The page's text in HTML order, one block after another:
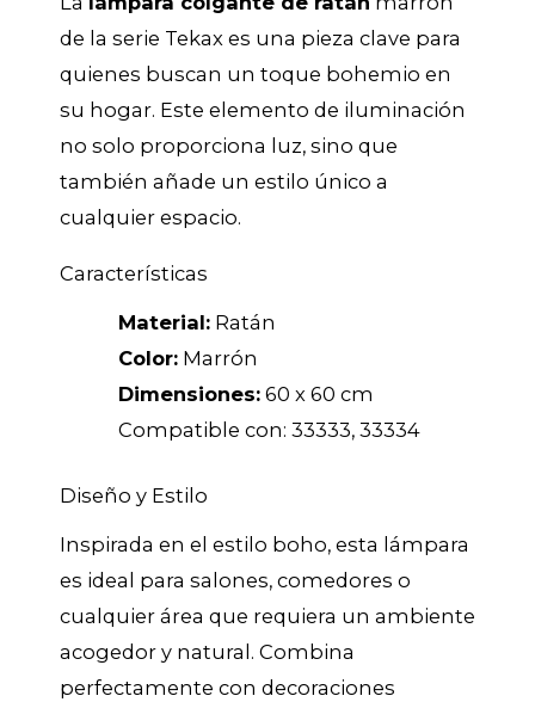
de la serie Tekax es una pieza clave para
quienes buscan un toque bohemio en
su hogar. Este elemento de iluminación
no solo proporciona luz, sino que
también añade un estilo único a
cualquier espacio.
Características
Material: Ratán
Color: Marrón
Dimensiones: 60 x 60 cm
Compatible con: 33333, 33334
Diseño y Estilo
Inspirada en el estilo boho, esta lámpara
es ideal para salones, comedores o
cualquier área que requiera un ambiente
acogedor y natural. Combina
perfectamente con decoraciones